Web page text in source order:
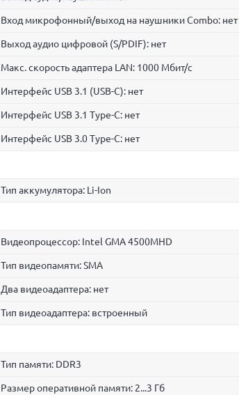
Вход микрофонный/выход на наушники Combo: нет
Выход аудио цифровой (S/PDIF): нет
Макс. скорость адаптера LAN: 1000 Мбит/с
Интерфейс USB 3.1 (USB-C): нет
Интерфейс USB 3.1 Type-C: нет
Интерфейс USB 3.0 Type-C: нет
Тип аккумулятора: Li-Ion
Видеопроцессор: Intel GMA 4500MHD
Тип видеопамяти: SMA
Два видеоадаптера: нет
Тип видеоадаптера: встроенный
Тип памяти: DDR3
Размер оперативной памяти: 2...3 Гб